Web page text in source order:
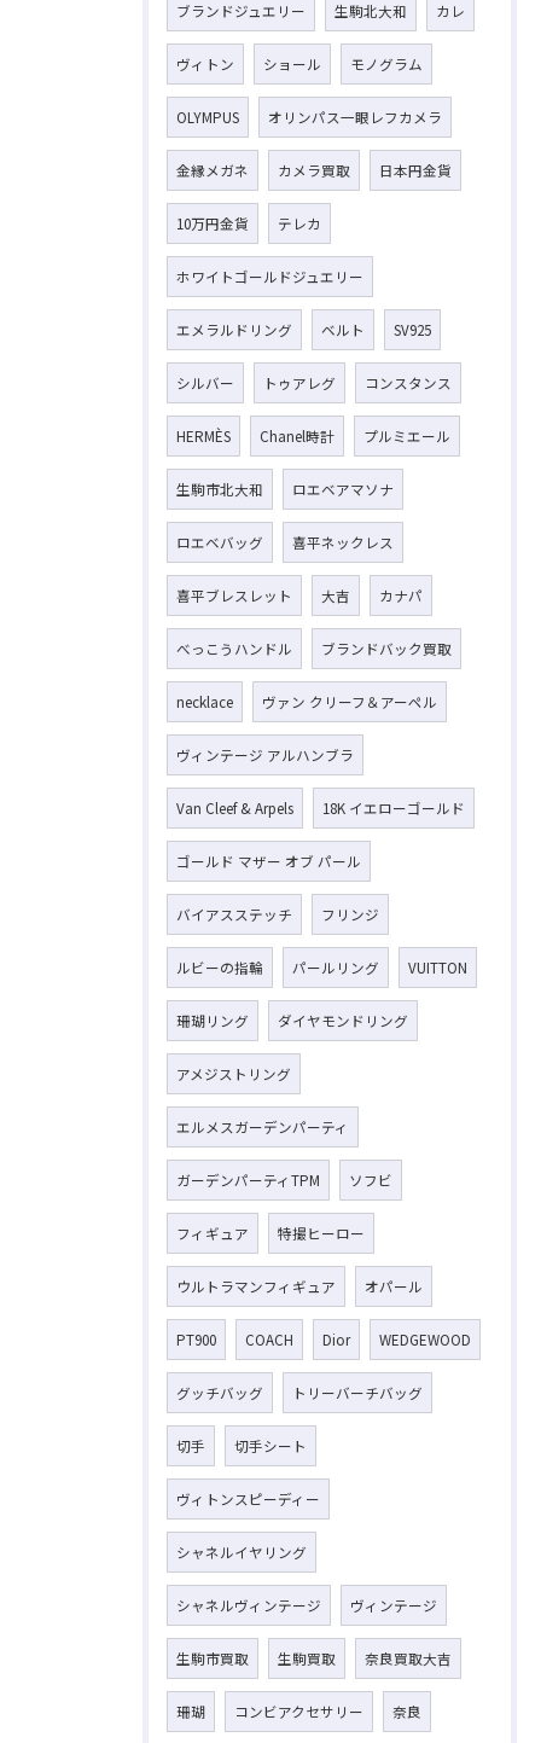
ブランドジュエリー 生駒北大和 カレ
ヴィトン ショール モノグラム
OLYMPUS オリンパス一眼レフカメラ
金縁メガネ カメラ買取 日本円金貨
10万円金貨 テレカ
ホワイトゴールドジュエリー
エメラルドリング ベルト SV925
シルバー トゥアレグ コンスタンス
HERMÈS Chanel時計 プルミエール
生駒市北大和 ロエベアマソナ
ロエベバッグ 喜平ネックレス
喜平ブレスレット 大吉 カナパ
べっこうハンドル ブランドバック買取
necklace ヴァン クリーフ＆アーペル
ヴィンテージ アルハンブラ
Van Cleef & Arpels 18K イエローゴールド
ゴールド マザー オブ パール
バイアスステッチ フリンジ
ルビーの指輪 パールリング VUITTON
珊瑚リング ダイヤモンドリング
アメジストリング
エルメスガーデンパーティ
ガーデンパーティTPM ソフビ
フィギュア 特撮ヒーロー
ウルトラマンフィギュア オパール
PT900 COACH Dior WEDGEWOOD
グッチバッグ トリーバーチバッグ
切手 切手シート
ヴィトンスピーディー
シャネルイヤリング
シャネルヴィンテージ ヴィンテージ
生駒市買取 生駒買取 奈良買取大吉
珊瑚 コンビアクセサリー 奈良
お気軽にお問い合わせください